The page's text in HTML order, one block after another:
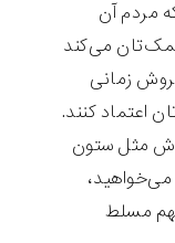
مردم آن
کمک‌تان می‌کند
زمانی
اعتماد کنند.
مثل ستون
مسلط